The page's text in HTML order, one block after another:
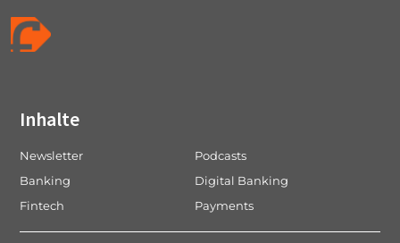
Inhalte
Newsletter
Podcasts
Banking
Digital Banking
Fintech
Payments